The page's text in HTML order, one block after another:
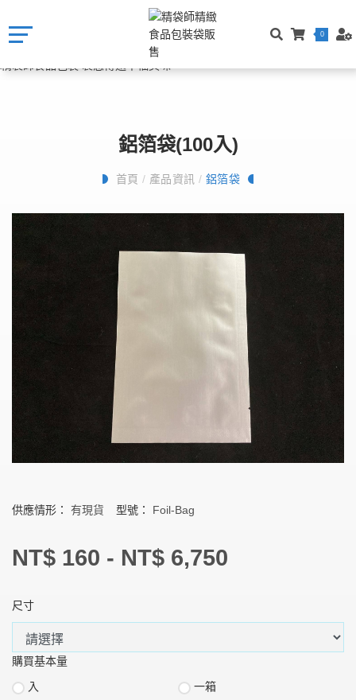
0
鋁箔袋(100入)
首頁 / 產品資訊/ 鋁箔袋
供應情形： 有現貨 型號： Foil-Bag
NT$ 160 - NT$ 6,750
尺寸
購買基本量
入
一箱